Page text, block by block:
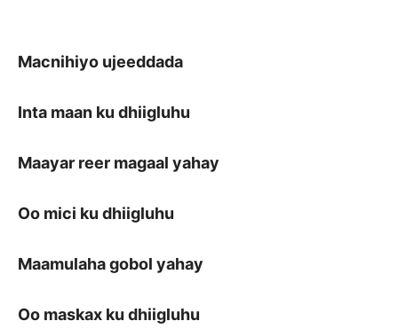
Macnihiyo ujeeddada
Inta maan ku dhiigluhu
Maayar reer magaal yahay
Oo mici ku dhiigluhu
Maamulaha gobol yahay
Oo maskax ku dhiigluhu